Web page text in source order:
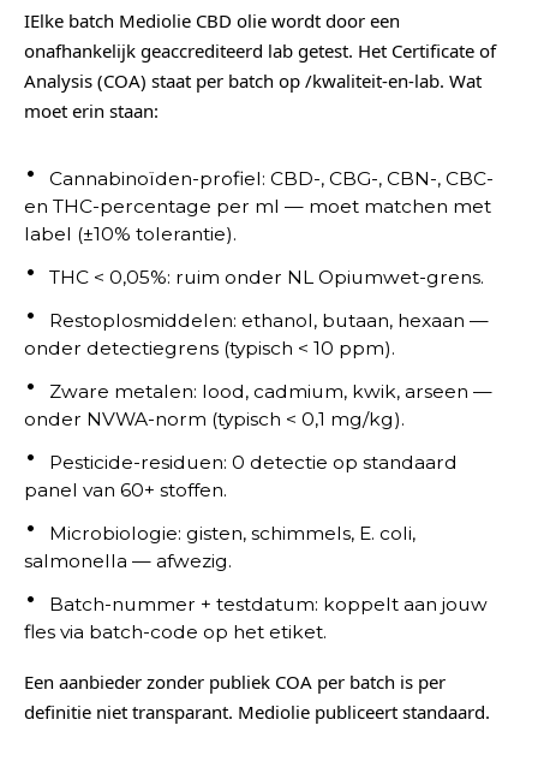
IElke batch Mediolie CBD olie wordt door een
onafhankelijk geaccrediteerd lab getest. Het Certificate of
Analysis (COA) staat per batch op /kwaliteit-en-lab. Wat
moet erin staan:
Cannabinoïden-profiel: CBD-, CBG-, CBN-, CBC-
en THC-percentage per ml — moet matchen met
label (±10% tolerantie).
THC < 0,05%: ruim onder NL Opiumwet-grens.
Restoplosmiddelen: ethanol, butaan, hexaan —
onder detectiegrens (typisch < 10 ppm).
Zware metalen: lood, cadmium, kwik, arseen —
onder NVWA-norm (typisch < 0,1 mg/kg).
Pesticide-residuen: 0 detectie op standaard
panel van 60+ stoffen.
Microbiologie: gisten, schimmels, E. coli,
salmonella — afwezig.
Batch-nummer + testdatum: koppelt aan jouw
fles via batch-code op het etiket.
Een aanbieder zonder publiek COA per batch is per
definitie niet transparant. Mediolie publiceert standaard.